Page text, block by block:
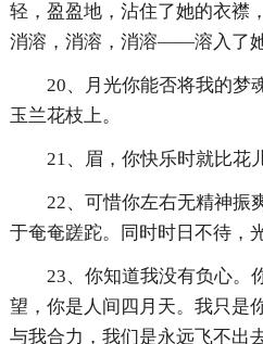
轻，盈盈地，沾住了她的衣
消溶，消溶，消溶——溶入了她
20、月光你能否将我的梦
玉兰花枝上。
21、眉，你快乐时就比花
22、可惜你左右无精神振
于奄奄蹉跎。同时时日不待，
23、你知道我没有负心。
望，你是人间四月天。我只是
与我合力，我们是永远飞不出